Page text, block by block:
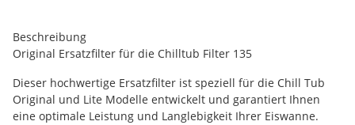
Beschreibung
Original Ersatzfilter für die Chilltub Filter 135
Dieser hochwertige Ersatzfilter ist speziell für die Chill Tub
Original und Lite Modelle entwickelt und garantiert Ihnen
eine optimale Leistung und Langlebigkeit Ihrer Eiswanne.